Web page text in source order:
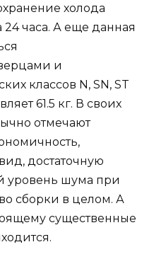
холода
часа. А еще данная
и
классов N, SN, ST
61.5 кг. В своих
отмечают
достаточную
уровень шума при
сборки в целом. А
существенные